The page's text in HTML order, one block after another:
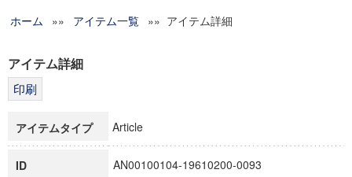
グローバルリサーチインスティテュート
科学研究費補助金研究成果報告書
博士課程教育リーディングプログラム「超成熟社会発展のサ
ホーム »» アイテム一覧 »» アイテム詳細
アイテム詳細
アイテムタイプ Article
ID AN00100104-19610200-0093